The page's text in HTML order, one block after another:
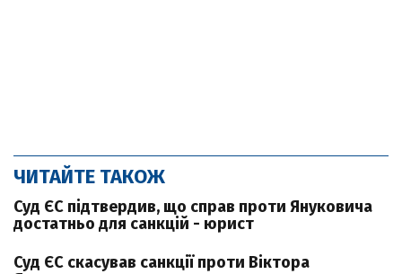
ЧИТАЙТЕ ТАКОЖ
Суд ЄС підтвердив, що справ проти Януковича
достатньо для санкцій - юрист
Суд ЄС скасував санкції проти Віктора